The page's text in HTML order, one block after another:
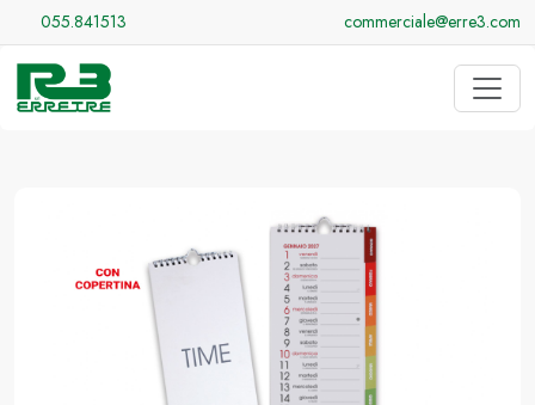
055.841513 commerciale@erre3.com